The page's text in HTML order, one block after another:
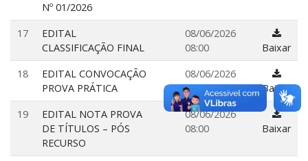
Nº 01/2026
17
EDITAL
CLASSIFICAÇÃO FINAL
08/06/2026
08:00
Baixar
18
EDITAL CONVOCAÇÃO
PROVA PRÁTICA
08/06/2026
08:00
Baixar
19
EDITAL NOTA PROVA
DE TÍTULOS – PÓS
RECURSO
08/06/2026
08:00
Baixar